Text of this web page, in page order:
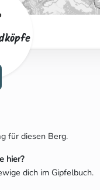
für diesen Berg.
hier?
dich im Gipfelbuch.